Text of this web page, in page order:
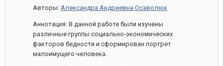
Авторы: Александра Андреевна Осаволюк
Аннотация: В данной работе были изучены
различные группы социально-экономических
факторов бедности и сформирован портрет
малоимущего человека.